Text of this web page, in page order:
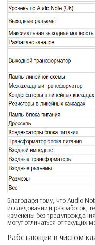
Благодаря тому, что Audio
исследований и разработок,
изменены без
могут отличаться от текущих
Работающий в чистом